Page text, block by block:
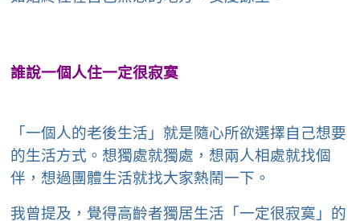
誰說一個人住一定很寂寞
「一個人的老後生活」就是隨心所欲選擇自己想要
的生活方式。想獨處就獨處，想兩人相處就找個
伴，想過團體生活就找大家熱鬧一下。
我曾提及，覺得高齡者獨居生活「一定很寂寞」的